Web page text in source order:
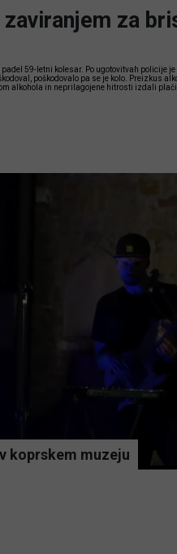
za
59-letni kolesar. Po ugotovitvah policije je
poškodovalo pa se je kolo. Preizkus
alkohola in neprilagojene hitrosti izdali
koprskem muzeju